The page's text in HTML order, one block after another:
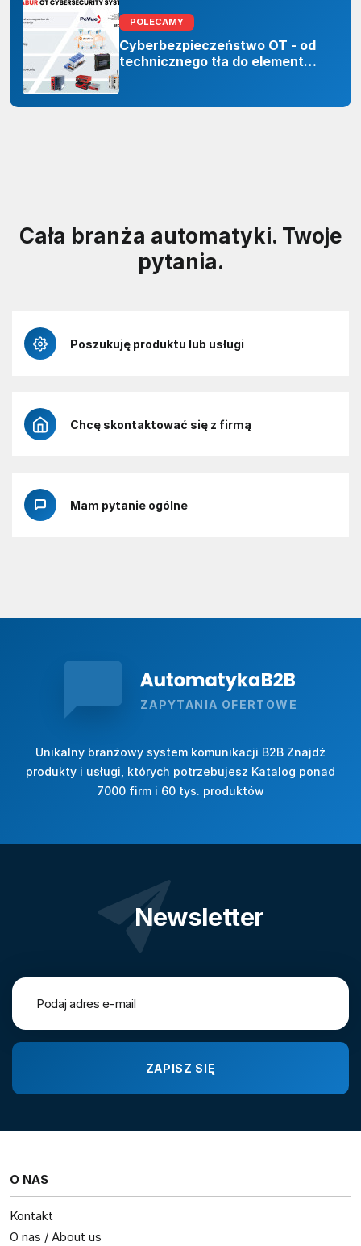
POLECAMY
Cyberbezpieczeństwo OT - od
technicznego tła do elementu
Cała branża automatyki. Twoje
pytania.
Poszukuję produktu lub usługi
Chcę skontaktować się z firmą
Mam pytanie ogólne
ZAPYTANIA OFERTOWE
Unikalny branżowy system komunikacji B2B Znajdź
produkty i usługi, których potrzebujesz Katalog ponad
7000 firm i 60 tys. produktów
Newsletter
O NAS
Kontakt
O nas / About us